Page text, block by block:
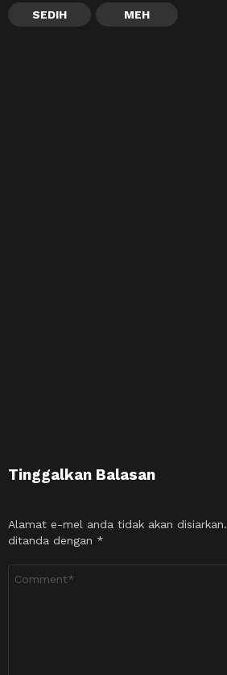
SEDIH MEH
Tinggalkan Balasan
Alamat e-mel anda tidak akan disiarkan.
ditanda dengan *